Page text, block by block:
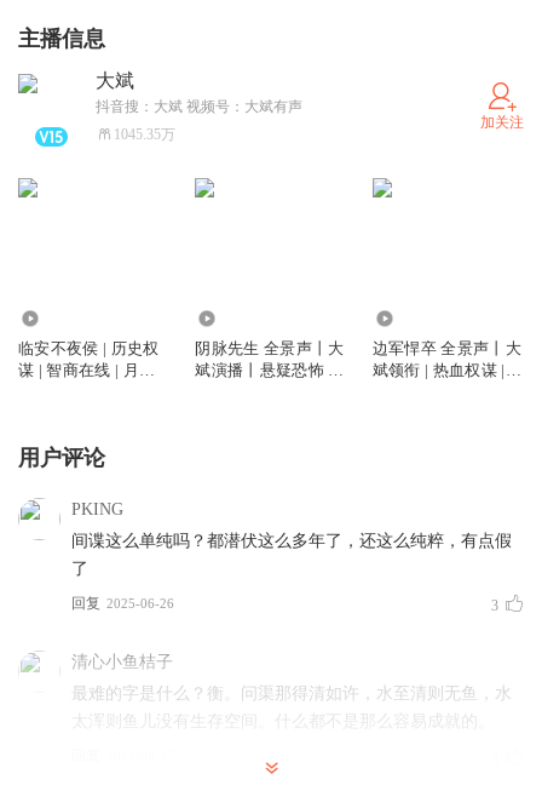
主播信息
大斌
抖音搜：大斌 视频号：大斌有声
1045.35万
加关注
临安不夜侯 | 历史权
谋 | 智商在线 | 月关
阴脉先生 全景声丨大
斌演播丨悬疑恐怖 |
边军悍卒 全景声丨大
斌领衔 | 热血权谋 |
用户评论
PKING
间谍这么单纯吗？都潜伏这么多年了，还这么纯粹，有点假
了
回复 2025-06-26 3
清心小鱼桔子
最难的字是什么？衡。问渠那得清如许，水至清则无鱼，水
太浑则鱼儿没有生存空间。什么都不是那么容易成就的。